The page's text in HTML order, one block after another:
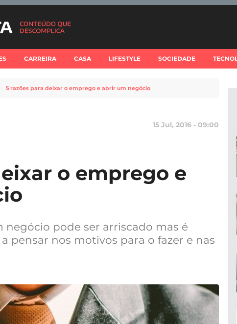
CARREIRA CASA LIFESTYLE SOCIEDADE
5 razões para deixar o emprego e abrir um negócio
15 Jul, 2016 - 09:00
o emprego e
negócio pode ser arriscado mas é
pensar nos motivos para o fazer e nas